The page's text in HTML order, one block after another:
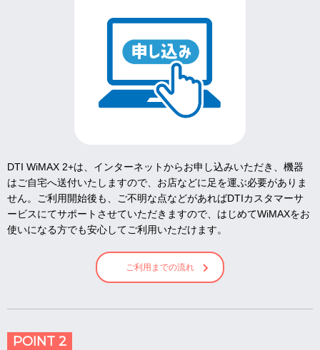
DTI WiMAX 2+は、インターネットからお申し込みいただき、機器
はご自宅へ送付いたしますので、お店などに足を運ぶ必要がありま
せん。ご利用開始後も、ご不明な点などがあればDTIカスタマーサ
ービスにてサポートさせていただきますので、はじめてWiMAXをお
使いになる方でも安心してご利用いただけます。
ご利用までの流れ
POINT 2